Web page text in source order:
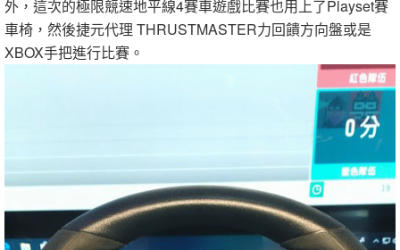
外，這次的極限競速地平線4賽車遊戲比賽也用上了Playset賽
車椅，然後捷元代理 THRUSTMASTER力回饋方向盤或是
XBOX手把進行比賽。